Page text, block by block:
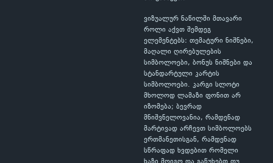
ვიზუალურ ნაწილში მთავარი
როლი აქვთ შემდეგ
ელემენტებს: თემატური ნიშნები,
მაღალი ღირებულების
სიმბოლოები, ბონუს ნიშნები და
სტანდარტული კარტის
სიმბოლოები. კარგი სლოტი
მხოლოდ ლამაზი ფონით არ
იზომება; ბევრად
მნიშვნელოვანია, რამდენად
მარტივად არჩევთ სიმბოლოებს
ერთმანეთისგან, რამდენად
სწრაფად ხვდებით რომელი